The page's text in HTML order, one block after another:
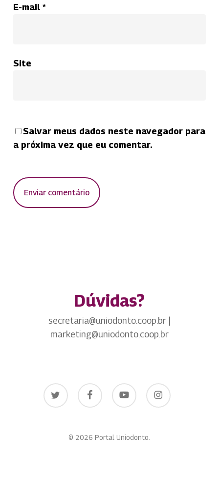
E-mail *
Site
Salvar meus dados neste navegador para
a próxima vez que eu comentar.
Dúvidas?
secretaria@uniodonto.coop.br |
marketing@uniodonto.coop.br
twitter facebook youtube instagram
© 2026 Portal Uniodonto.